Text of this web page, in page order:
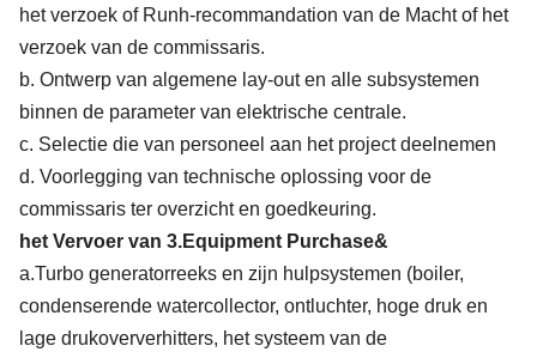
het verzoek of Runh-recommandation van de Macht of het
verzoek van de commissaris.
b. Ontwerp van algemene lay-out en alle subsystemen
binnen de parameter van elektrische centrale.
c. Selectie die van personeel aan het project deelnemen
d. Voorlegging van technische oplossing voor de
commissaris ter overzicht en goedkeuring.
het Vervoer van 3.Equipment Purchase&
a.Turbo generatorreeks en zijn hulpsystemen (boiler,
condenserende watercollector, ontluchter, hoge druk en
lage drukoververhitters, het systeem van de